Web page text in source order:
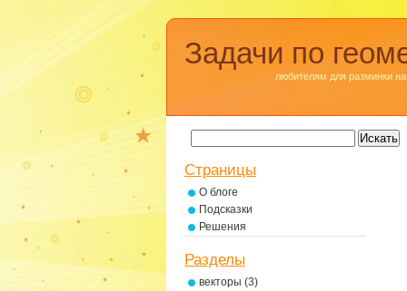
Задачи по
любителям для разминки на
Страницы
О блоге
Подсказки
Решения
Разделы
векторы (3)